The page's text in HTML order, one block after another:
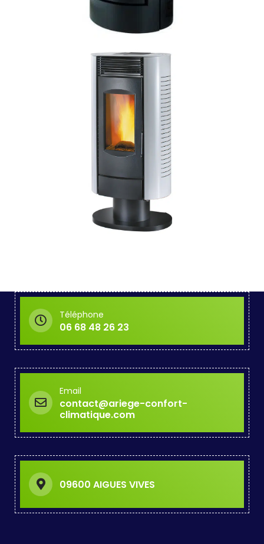
Téléphone
06 68 48 26 23
Email
contact@ariege-confort-
climatique.com
09600 AIGUES VIVES